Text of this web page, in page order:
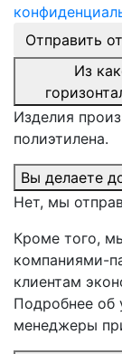
Отправить
Из
Изделия
полиэтилена.
Вы делаете
Нет, мы
Кроме того,
компаниями-
клиентам
Подробнее об
менеджеры